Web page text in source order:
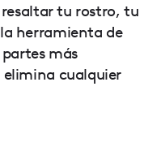
resaltar tu rostro, tu
herramienta de
más
cualquier